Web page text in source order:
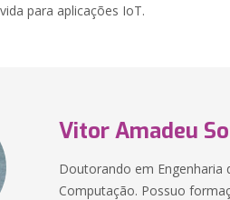
para aplicações IoT.
Vitor Amadeu
Doutorando em Engenharia
Computação. Possuo